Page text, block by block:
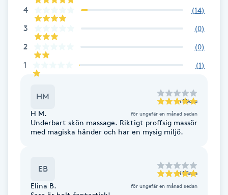
Face framing
Faceliftmassage
Fet hårbotten
Fibromassage
4 (14)
3 (0)
2 (0)
1 (1)
HM till Sara
H M. för ungefär en månad sedan
Underbart skön massage. Riktigt proffsig massör
med magiska händer och har en mysig miljö.
EB till Sara
Elina B. för ungefär en månad sedan